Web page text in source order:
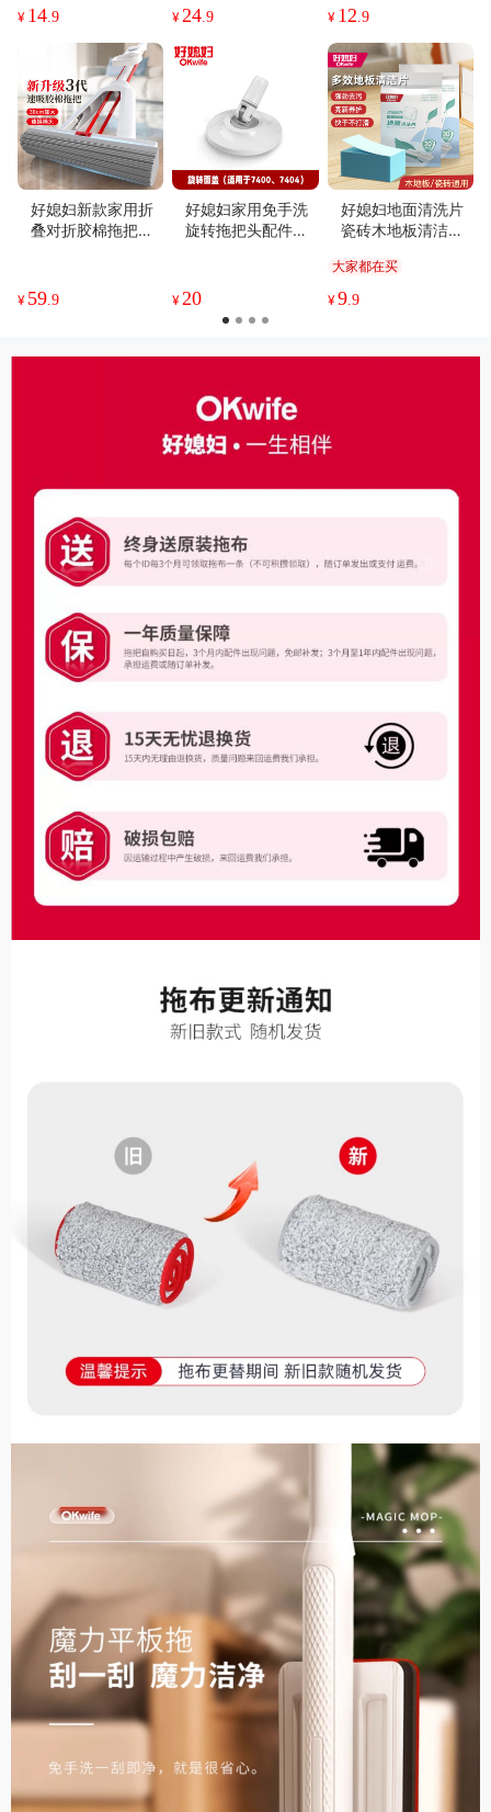
¥ 14.9 ¥24.9 ¥ 12.9
好媳妇新款家用折
叠对折胶棉拖把专
¥ 59 .9
好媳妇家用免手洗
旋转拖把头配件转
¥ 20
好媳妇地面清洗片
瓷砖木地板清洁片
污除垢亮洁
大家都在买
¥9.9